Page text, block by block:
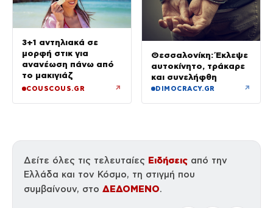
3+1 αντηλιακά σε
μορφή στικ για
ανανέωση πάνω από
το μακιγιάζ
COUSCOUS.GR ↗
Θεσσαλονίκη: Έκλεψε
αυτοκίνητο, τράκαρε
και συνελήφθη
DIMOCRACY.GR ↗
Δείτε όλες τις τελευταίες Ειδήσεις από την
Ελλάδα και τον Κόσμο, τη στιγμή που
συμβαίνουν, στο ΔΕΔΟΜΕΝΟ.